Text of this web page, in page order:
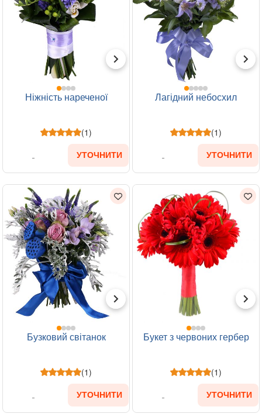
Ніжність нареченої
(1)
УТОЧНИТИ
Лагідний небосхил
(1)
УТОЧНИТИ
Бузковий світанок
(1)
УТОЧНИТИ
Букет з червоних гербер
(1)
УТОЧНИТИ